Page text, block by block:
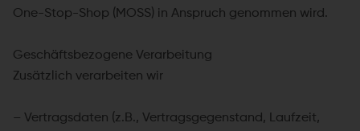
One-Stop-Shop (MOSS) in Anspruch genommen wird.
Geschäftsbezogene Verarbeitung
Zusätzlich verarbeiten wir
– Vertragsdaten (z.B., Vertragsgegenstand, Laufzeit,